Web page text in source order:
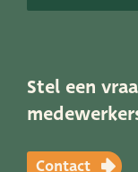
Terima
XXL-
Stel een
Contact